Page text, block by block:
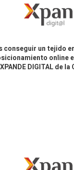
conseguir un
online
DIGITAL de